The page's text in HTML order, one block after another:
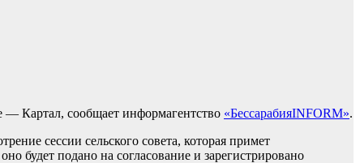
— Картал, сообщает информагентство «БессарабияINFORM».
сессии сельского совета, которая примет
будет подано на согласование и зарегистрировано